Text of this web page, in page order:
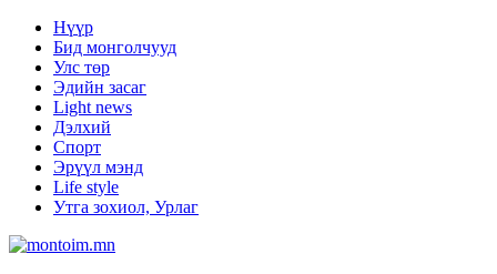
Нүүр
Бид монголчууд
Улс төр
Эдийн засаг
Light news
Дэлхий
Спорт
Эрүүл мэнд
Life style
Утга зохиол, Урлаг